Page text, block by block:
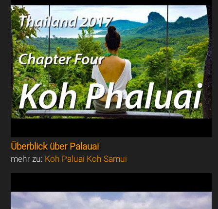
Überblick über Palauai
mehr zu: Koh Paluai Koh Samui